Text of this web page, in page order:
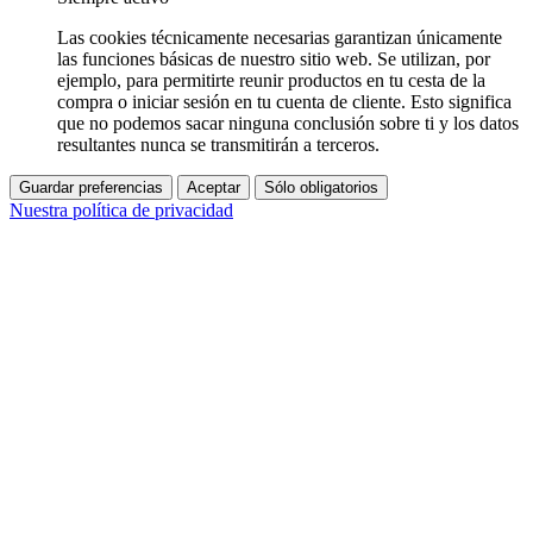
Las cookies técnicamente necesarias garantizan únicamente
las funciones básicas de nuestro sitio web. Se utilizan, por
ejemplo, para permitirte reunir productos en tu cesta de la
compra o iniciar sesión en tu cuenta de cliente. Esto significa
que no podemos sacar ninguna conclusión sobre ti y los datos
resultantes nunca se transmitirán a terceros.
Guardar preferencias Aceptar Sólo obligatorios
Nuestra política de privacidad